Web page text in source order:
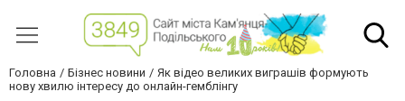
Головна Бізнес новини
Як відео великих виграшів формують
нову хвилю інтересу до онлайн-гемблінгу